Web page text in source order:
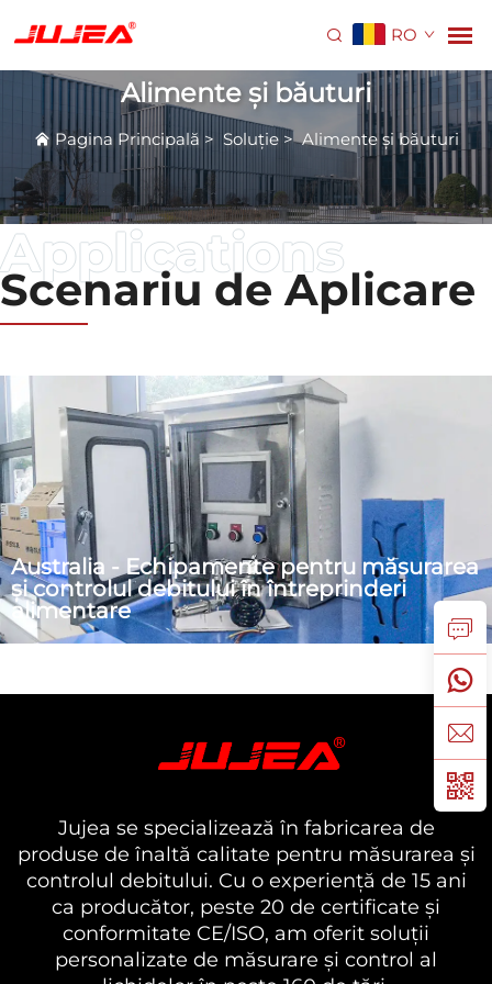
RO
Alimente și băuturi
Pagina Principală > Soluție>Alimente și băuturi
Scenariu de Aplicare
Australia - Echipamente pentru măsurarea
și controlul debitului în întreprinderi
alimentare
În 2025, marca jujea a primit o cerere din partea unei
întreprinderi private din domeniul alimentar (denumită
regiunea Victoria. A reușit să personalizeze cu succes
două seturi de sistem de control pentru umplere
Jujea se specializează în fabricarea de
produse de înaltă calitate pentru măsurarea și
controlul debitului. Cu o experiență de 15 ani
ca producător, peste 20 de certificate și
conformitate CE/ISO, am oferit soluții
personalizate de măsurare și control al